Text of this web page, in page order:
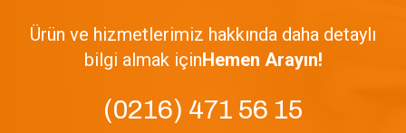
Ürün ve hizmetlerimiz hakkında daha detaylı
bilgi almak içinHemen Arayın!
(0216) 471 56 15